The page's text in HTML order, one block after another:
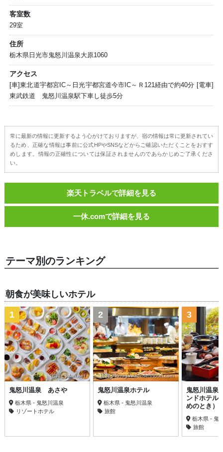
客室数
29室
住所
栃木県日光市鬼怒川温泉大原1060
アクセス
[車]東北道宇都宮IC～日光宇都宮道今市IC～Ｒ121経由で約40分 [電車]
東武鉄道 鬼怒川温泉駅下車し徒歩5分
常に最新の情報に更新するよう心がけておりますが、宿の情報は常に更新されてい
るため、正確な情報は事前に公式HPやSNSなどからご確認いただくことをおすす
めします。情報の正確性については保証されませんのであらかじめご了承くださ
い。
楽天トラベルで詳細を見る
一休.comで詳細を見る
テーマ別のランキング
朝食が美味しいホテル
出典：jalan.net
1
鬼怒川温泉 あさや
栃木県 - 鬼怒川温泉
リゾートホテル
出典：kinugawaonsenhotel.com
2
鬼怒川温泉ホテル
栃木県 - 鬼怒川温泉
旅館
3
鬼怒川温
ンドホテル
めのとき）
栃木県 - 鬼
旅館